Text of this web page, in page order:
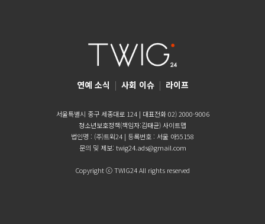
연예 소식 | 사회 이슈 | 라이프
서울특별시 중구 세종대로 124 | 대표전화 02) 2000-9006
청소년보호정책(책임자:김태균)사이트맵
법인명 : (주)트윅24 | 등록번호 : 서울 아55158
문의 및 제보: twig24.ads@gmail.com
Copyright ⓒ TWIG24 All rights reserved